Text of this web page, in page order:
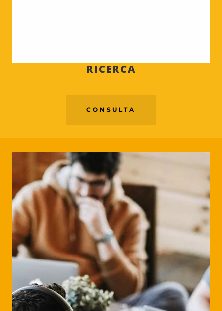
RICERCA
CONSULTA